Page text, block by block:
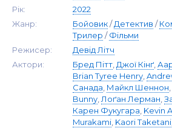
Рік:
2022
Жанр:
Бойовик/Детектив /
Трилер /Фільми
Режисер:
Девід Літч
Актори:
Бред Пітт Джої Кінґ
Brian Tyree Henry
Санада Майкл Шеннон
Bunny Лоґан Лерман
Карен Фукугара Kevin
Murakami Kaori Taketani